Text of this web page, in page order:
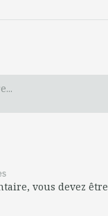
vous devez être